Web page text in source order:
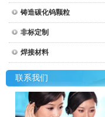
铸造碳化钨颗粒
非标定制
焊接材料
联系我们